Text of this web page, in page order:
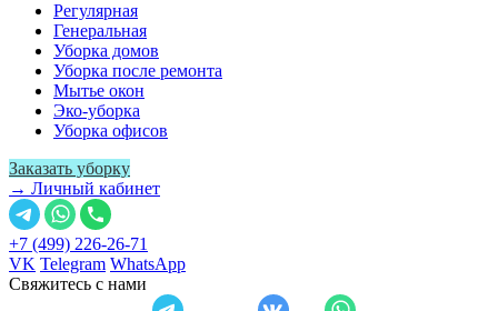
Регулярная
Генеральная
Уборка домов
Уборка после ремонта
Мытье окон
Эко-уборка
Уборка офисов
Заказать уборку
→ Личный кабинет
+7 (499) 226-26-71
VK Telegram WhatsApp
Свяжитесь с нами